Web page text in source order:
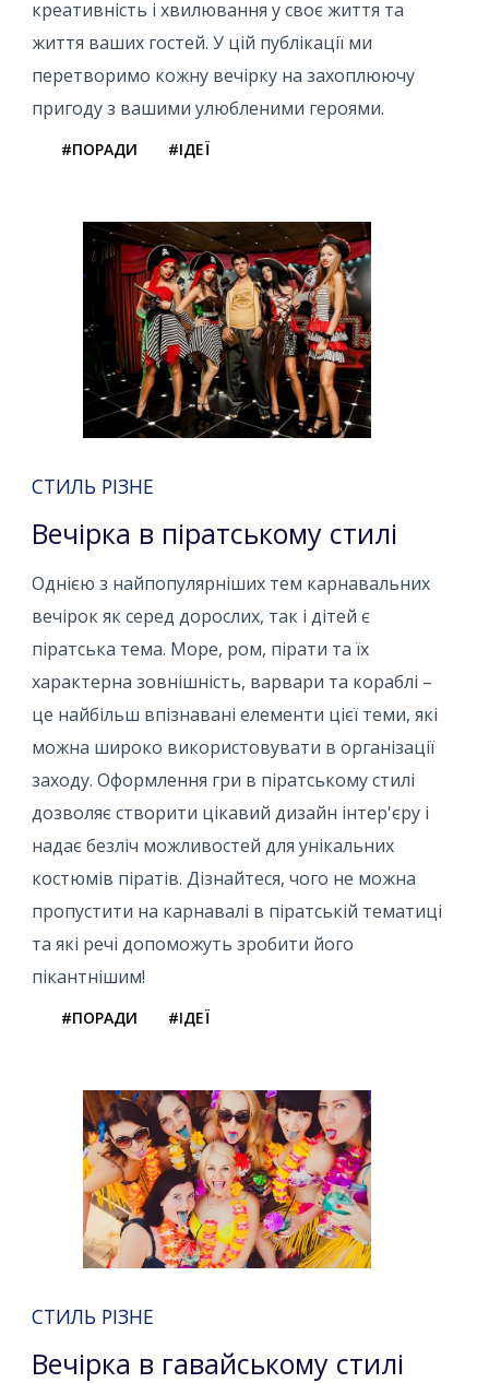
креативність і хвилювання у своє життя та
життя ваших гостей. У цій публікації ми
перетворимо кожну вечірку на захоплюючу
пригоду з вашими улюбленими героями.
#ПОРАДИ #ІДЕЇ
СТИЛЬ РІЗНЕ
Вечірка в піратському стилі
Однією з найпопулярніших тем карнавальних
вечірок як серед дорослих, так і дітей є
піратська тема. Море, ром, пірати та їх
характерна зовнішність, варвари та кораблі –
це найбільш впізнавані елементи цієї теми, які
можна широко використовувати в організації
заходу. Оформлення гри в піратському стилі
дозволяє створити цікавий дизайн інтер'єру і
надає безліч можливостей для унікальних
костюмів піратів. Дізнайтеся, чого не можна
пропустити на карнавалі в піратській тематиці
та які речі допоможуть зробити його
пікантнішим!
#ПОРАДИ #ІДЕЇ
СТИЛЬ РІЗНЕ
Вечірка в гавайському стилі